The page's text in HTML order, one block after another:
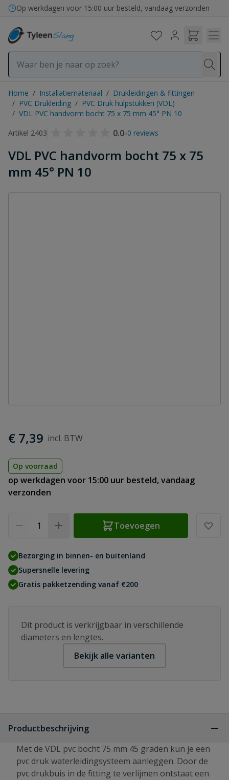
Ga naar de inhoud
Bezorging in binnen- en buitenland
Op werkdagen voor 15:00 uur besteld, vandaag verzonden
Home / Installatiemateriaal / Drukleidingen & fittingen
/ PVC Drukleiding / PVC Druk hulpstukken (VDL)
/ VDL PVC handvorm bocht 75 x 75 mm 45° PN 10
Artikel 2403
0.0-0 reviews
VDL PVC handvorm bocht 75 x 75
mm 45° PN 10
€ 7,39
Op voorraad
op werkdagen voor 15:00 uur besteld, vandaag
verzonden
Toevoegen
Bezorging in binnen- en buitenland
Supersnelle levering
Gratis pakketzending vanaf €200
Dit product is verkrijgbaar in verschillende
diameters en lengtes.
Bekijk alle varianten
Productbeschrijving
Met de VDL pvc bocht 75 mm 45 graden kun je een
pvc druk waterleidingsysteem aanleggen. Door de
pvc drukbuis in de fitting te verlijmen ontstaat een